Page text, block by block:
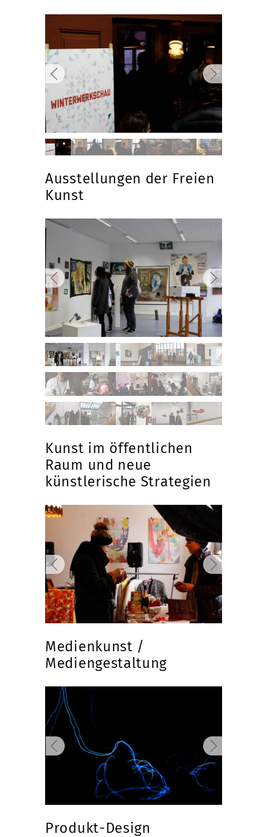
Ausstellungen der Freien
Kunst
Kunst im öffentlichen
Raum und neue
künstlerische Strategien
Medienkunst /
Mediengestaltung
Produkt-Design